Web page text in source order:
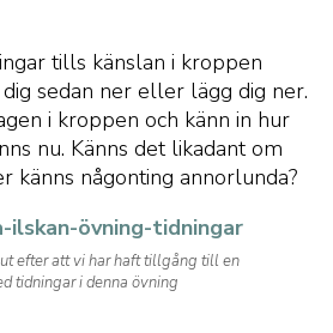
tills känslan i kroppen
sedan ner eller lägg dig ner.
i kroppen och känn in hur
nu. Känns det likadant om
känns någonting annorlunda?
efter att vi har haft tillgång till en
tidningar i denna övning